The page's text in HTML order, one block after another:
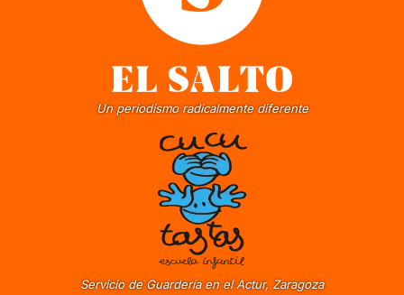
Un periodismo radicalmente diferente
Servicio de Guardería en el Actur, Zaragoza